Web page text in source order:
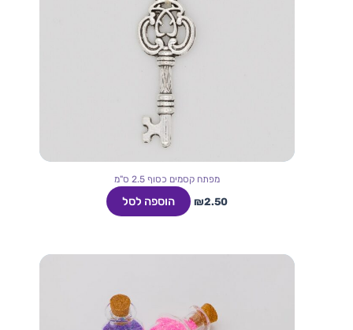
מפתח קסמים כסוף 2.5 ס"מ
₪2.50 הוספה לסל